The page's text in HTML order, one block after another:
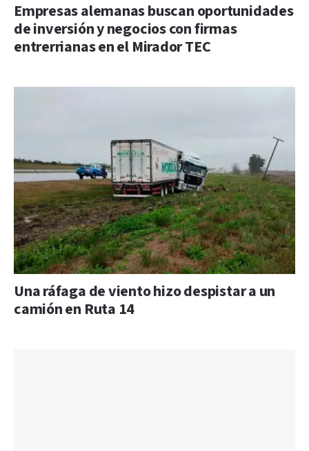
Empresas alemanas buscan oportunidades
de inversión y negocios con firmas
entrerrianas en el Mirador TEC
Una ráfaga de viento hizo despistar a un
camión en Ruta 14